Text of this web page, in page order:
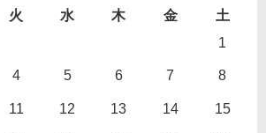
火 水 木 金
土
1
4 5 6 7 8
11 12 13 14 15